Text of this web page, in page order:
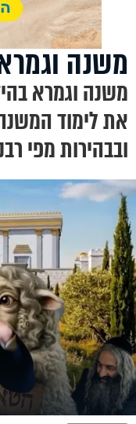
משנה
משנה וגמרא
את לימוד
ובבהירות מפי